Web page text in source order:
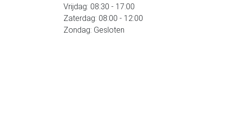
Vrijdag: 08:30 - 17:00
Zaterdag: 08:00 - 12:00
Zondag: Gesloten